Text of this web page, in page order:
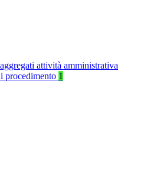
attività amministrativa
procedimento 1